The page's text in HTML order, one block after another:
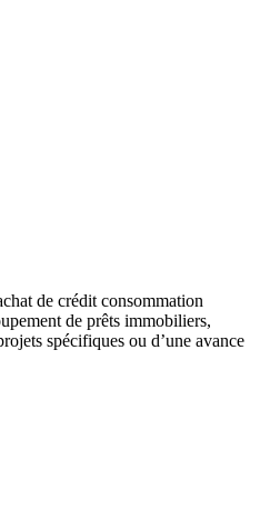
de crédit consommation
de prêts immobiliers,
spécifiques ou d’une avance